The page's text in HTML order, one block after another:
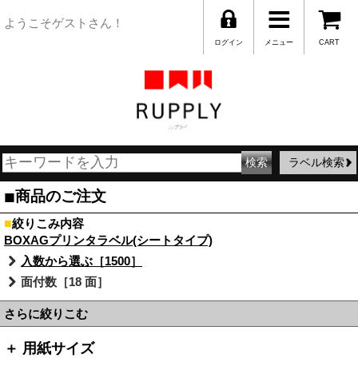
ようこそゲストさん！
CART
メニュー
ログイン
ラベル検索
■商品のご注文
■絞りこみ内容
BOXAGプリンタラベル(シートタイプ)
入数から選ぶ［1500］
面付数［18 面］
さらに絞りこむ
＋ 用紙サイズ